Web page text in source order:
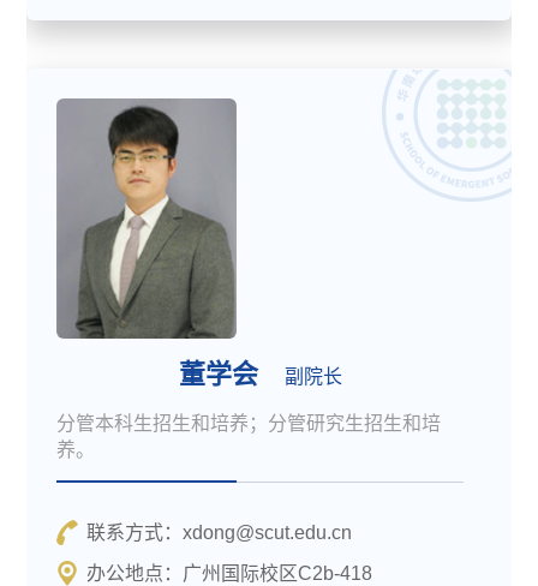
董学会 副院长
分管本科生招生和培养；分管研究生招生和培
养。
联系方式：xdong@scut.edu.cn
办公地点：广州国际校区C2b-418